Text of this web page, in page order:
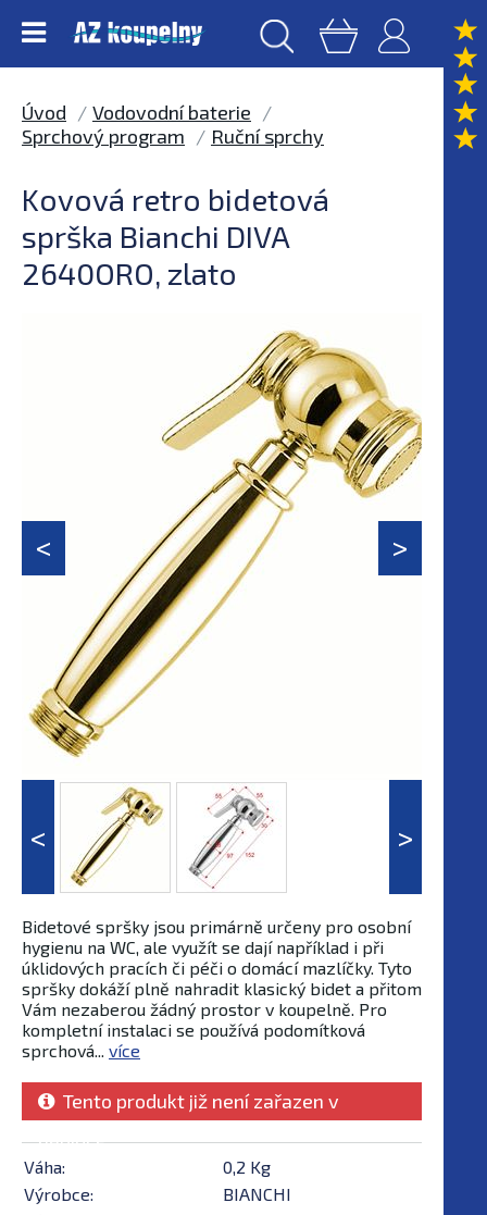
Úvod
Vodovodní baterie
Sprchový program
Ruční sprchy
Kovová retro bidetová
sprška Bianchi DIVA
2640ORO, zlato
Bidetové spršky jsou primárně určeny pro osobní
hygienu na WC, ale využít se dají například i při
úklidových pracích či péči o domácí mazlíčky. Tyto
spršky dokáží plně nahradit klasický bidet a přitom
Vám nezaberou žádný prostor v koupelně. Pro
kompletní instalaci se používá podomítková
sprchová... více
Tento produkt již není zařazen v
nabídce
Váha:
0,2 Kg
Výrobce:
BIANCHI